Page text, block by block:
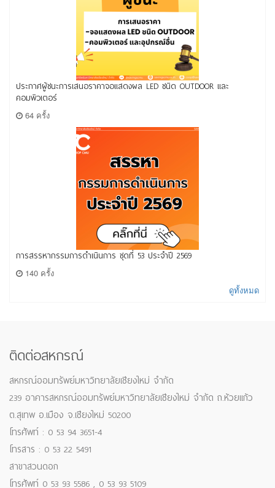
ประกาศผู้ชนะการเสนอราคาจอแสดงผล LED ชนิด OUTDOOR และ
คอมพิวเตอร์
64 ครั้ง
การสรรหากรรมการดำเนินการ ชุดที่ 53 ประจำปี 2569
140 ครั้ง
ดูทั้งหมด
ติดต่อสหกรณ์
สหกรณ์ออมทรัพย์มหาวิทยาลัยเชียงใหม่ จำกัด
239 อาคารสหกรณ์ออมทรัพย์มหาวิทยาลัยเชียงใหม่ จำกัด ถ.ห้วยแก้ว
ต.สุเทพ อ.เมือง จ.เชียงใหม่ 50200
โทรศัพท์ : 0 53 94 3651-4
โทรสาร : 0 53 22 5491
สาขาสวนดอก
โทรศัพท์ 0 53 93 5586 , 0 53 93 5109